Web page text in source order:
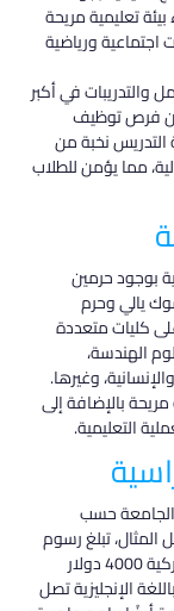
تعليمية مريحة
اجتماعية ورياضية
والتدريبات في أكبر
من فرص توظيف
التدريس نخبة من
مما يؤمن للطلاب
بوجود حرمين
يالي وحرم
كليات متعددة
الهندسة،
وغيرها.
بالإضافة إلى
التعليمية.
حسب
تبلغ رسوم
درجة البكالوريوس باللغة التركية 4000 دولار
الإنجليزية تصل